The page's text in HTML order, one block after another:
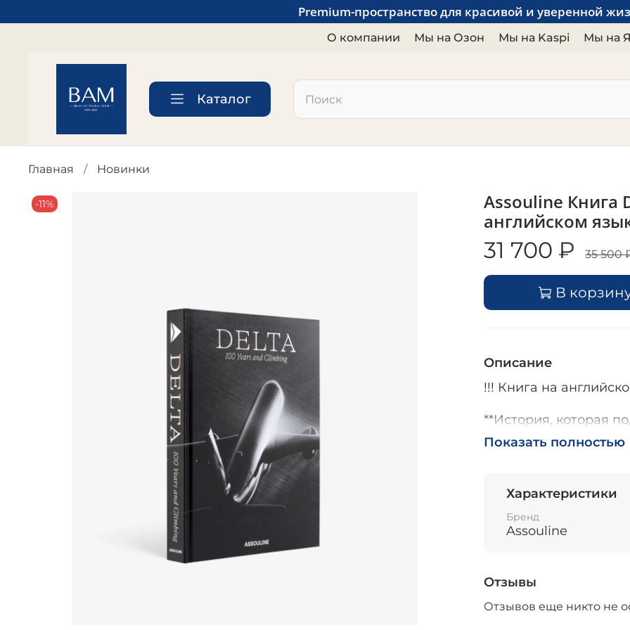
Premium-пространство для красивой и уверенной
О компании Мы на Озон Мы на Kaspi Мы на
Каталог
Главная Новинки
-11%
Assouline Книга
английском
31 700 ₽ 35 500
В
Описание
!!! Книга на
**История, которая
Книга «Delta: 100
году до одного из
повествование о
и постоянном
отметившим
Показать полностью
Характеристики
Бренд
Assouline
Отзывы
Отзывов еще никто не